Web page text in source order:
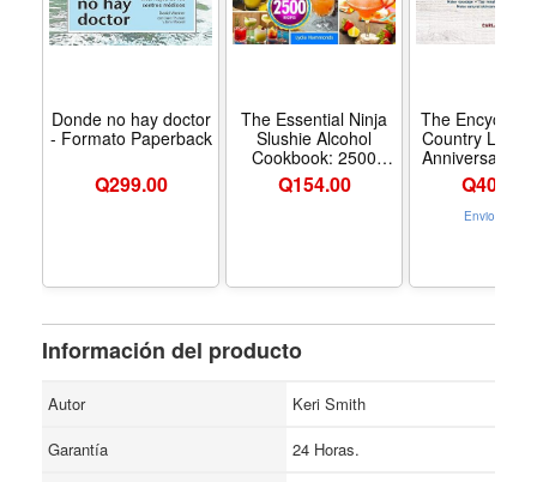
Donde no hay doctor
- Formato Paperback
Q299.00
The Essential Ninja
Slushie Alcohol
Cookbook: 2500
Days of Frosty
Cocktails Inspired
with Zero Mixology
Paperback
Q154.00
The
Country
Anniversary
The Original
for Living
Land
Q404.00
Envio Gratis
Información del producto
Autor
Keri Smith
Garantía
24 Horas.